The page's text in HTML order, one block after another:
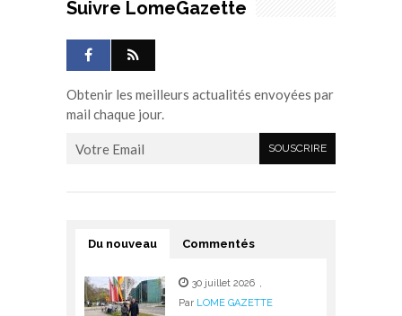
Suivre LomeGazette
Obtenir les meilleurs actualités envoyées par
mail chaque jour.
Du nouveau Commentés
30 juillet 2026 ,
Par LOME GAZETTE